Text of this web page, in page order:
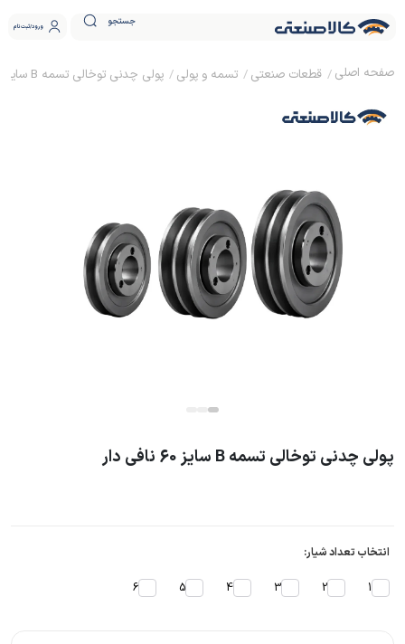
جستجو ورود ثبت نام
قطعات صنعتی تسمه و پولی پولی چدنی توخالی تسمه B سایز 60 نافی دار
پولی چدنی توخالی تسمه B سایز 60 نافی دار
انتخاب تعداد شیار:
1
2
3
4
5
6